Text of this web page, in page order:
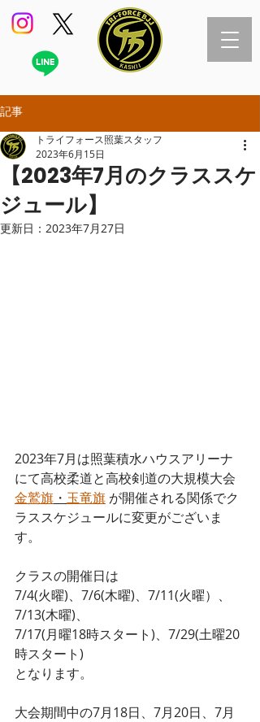
記事
【2023年7月のクラススケ
ジュール】
トライフォース照葉スタッフ
2023年6月15日
更新日： 2023年7月27日
2023年7月は照葉積水ハウスアリーナ
にて高校柔道と高校剣道の大規模大会
金鷲旗 ・ 玉竜旗 が開催される関係でク
ラススケジュールに変更がございま
す。
クラスの開催日は
7/4(火曜)、7/6(木曜)、7/11(火曜）、
7/13(木曜)、
7/17(月曜18時スタート)、7/29(土曜20
時スタート)
となります。
大会期間中の7月18日、7月20日、7月